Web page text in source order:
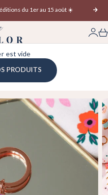
du 1er au 15 août ☀️
| Tissus, Patrons Couture &
est vide
PRODUITS